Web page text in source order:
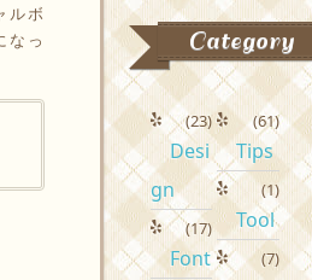
ルボ
なっ
Category
Desi
gn
(23)
Font
(17)
Tips
(61)
Tool
(1)
(7)